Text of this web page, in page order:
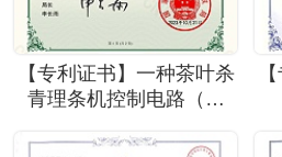
【专利证书】一种茶叶杀
青理条机控制电路（实